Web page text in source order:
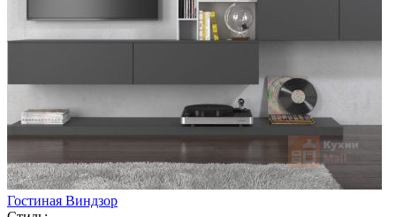
Гостиная Виндзор